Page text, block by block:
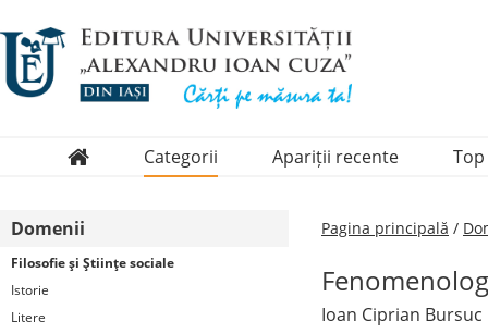
Categorii
Periodice
Apariții recente Top
Domenii
Filosofie şi Ştiinţe sociale
Istorie
Litere
Pagina principală /
Ioan Ciprian Bursuc